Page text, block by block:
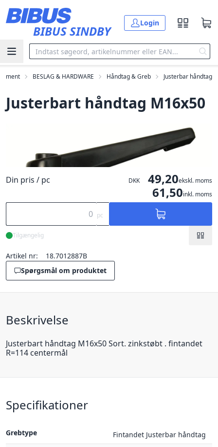
BIBUS SINDBY
Login
BESLAG & HARDWARE Håndtag & Greb Justerbar håndtag
Justerbart håndtag M16x50
Din pris / pc DKK 49,20ekskl. moms
61,50inkl. moms
pc
Tilgængelig
Artikel nr:
18.7012887B
Spørgsmål om produktet
Beskrivelse
Justerbart håndtag M16x50 Sort. zinkstøbt . fintandet
R=114 centermål
Specifikationer
Grebtype
Fintandet Justerbar håndtag